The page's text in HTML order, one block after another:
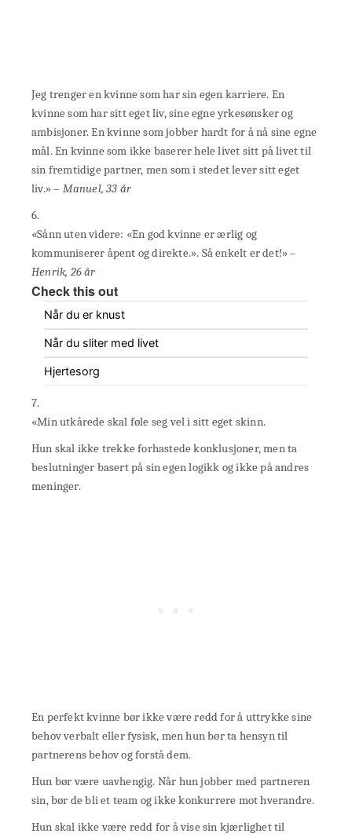
Jeg trenger en kvinne som har sin egen karriere. En
kvinne som har sitt eget liv, sine egne yrkesønsker og
ambisjoner. En kvinne som jobber hardt for å nå sine egne
mål. En kvinne som ikke baserer hele livet sitt på livet til
sin fremtidige partner, men som i stedet lever sitt eget
liv.» – Manuel, 33 år
6.
«Sånn uten videre: «En god kvinne er ærlig og
kommuniserer åpent og direkte.». Så enkelt er det!» –
Henrik, 26 år
Check this out
Når du er knust
Når du sliter med livet
Hjertesorg
7.
«Min utkårede skal føle seg vel i sitt eget skinn.
Hun skal ikke trekke forhastede konklusjoner, men ta
beslutninger basert på sin egen logikk og ikke på andres
meninger.
En perfekt kvinne bør ikke være redd for å uttrykke sine
behov verbalt eller fysisk, men hun bør ta hensyn til
partnerens behov og forstå dem.
Hun bør være uavhengig. Når hun jobber med partneren
sin, bør de bli et team og ikke konkurrere mot hverandre.
Hun skal ikke være redd for å vise sin kjærlighet til